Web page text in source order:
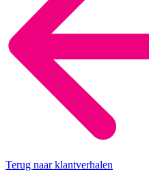
Terug naar klantverhalen